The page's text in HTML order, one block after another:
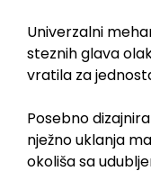
Univerzalni
steznih glava
vratila za
Posebno
nježno uklanja
okoliša sa